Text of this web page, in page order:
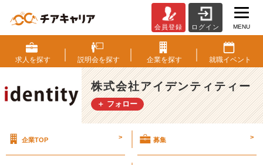
職
活
動
に
対
す
ち
会員登録 ログイン MENU
求人を探す 説明会を探す 企業を探す 就職イベント
株式会社アイデンティティー
＋ フォロー
企業TOP > 募集 >